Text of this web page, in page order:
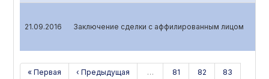
21.09.2016 Заключение сделки с аффилированным лицом
« Первая ‹ Предыдущая … 81 82 83